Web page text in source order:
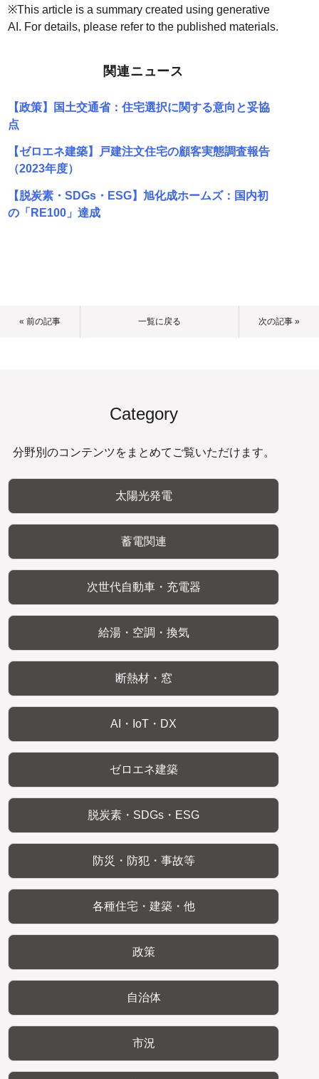
※This article is a summary created using generative
AI. For details, please refer to the published materials.
関連ニュース
【政策】国土交通省：住宅選択に関する意向と妥協
点
【ゼロエネ建築】戸建注文住宅の顧客実態調査報告
（2023年度）
【脱炭素・SDGs・ESG】旭化成ホームズ：国内初
の「RE100」達成
« 前の記事 一覧に戻る 次の記事 »
Category
分野別のコンテンツをまとめてご覧いただけます。
太陽光発電
蓄電関連
次世代自動車・充電器
給湯・空調・換気
断熱材・窓
AI・IoT・DX
ゼロエネ建築
脱炭素・SDGs・ESG
防災・防犯・事故等
各種住宅・建築・他
政策
自治体
市況